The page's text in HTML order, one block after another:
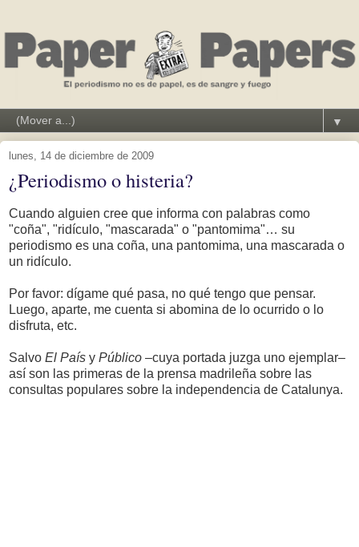
▼
lunes, 14 de diciembre de 2009
¿Periodismo o histeria?
Cuando alguien cree que informa con palabras como
"coña", "ridículo, "mascarada" o "pantomima"… su
periodismo es una coña, una pantomima, una mascarada o
un ridículo.
Por favor: dígame qué pasa, no qué tengo que pensar.
Luego, aparte, me cuenta si abomina de lo ocurrido o lo
disfruta, etc.
Salvo El País y Público –cuya portada juzga uno ejemplar–
así son las primeras de la prensa madrileña sobre las
consultas populares sobre la independencia de Catalunya.